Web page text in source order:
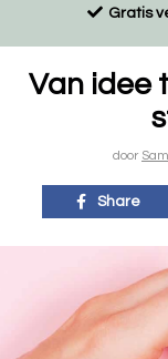
Gratis
Van idee
door
Share